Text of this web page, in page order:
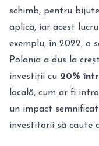
schimb, pentru
aplică, iar acest
exemplu, în 2022, o
Polonia a dus la
investiții cu 20%
locală, cum ar fi
un impact
investitorii să caute